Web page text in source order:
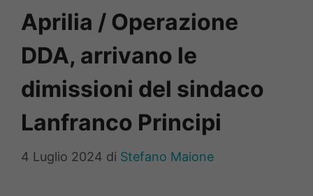
Aprilia / Operazione
DDA, arrivano le
dimissioni del sindaco
Lanfranco Principi
4 Luglio 2024 di Stefano Maione